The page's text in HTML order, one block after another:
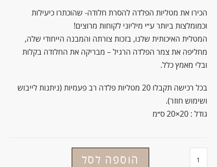
הכירו את מטליות הפלדה להסרת חלודה- שהוכתרו כיעילות
וכמומלצות ביותר ע״י מיליוני לקוחות מרוצים!
המטלית האיכותית שלנו, בזכות צורתה והמבנה הייחודי שלה,
מחליפה את צמר הפלדה הרגיל – מבריקה את החלודה בקלות
ובלי מאמץ כלל.
בכל רכישה תקבלו 20 מטליות פלדה רב פעמיות (ניתנות לייבוש
ושימוש חוזר).
גודל : 20×20 ס״מ
הוספה לסל